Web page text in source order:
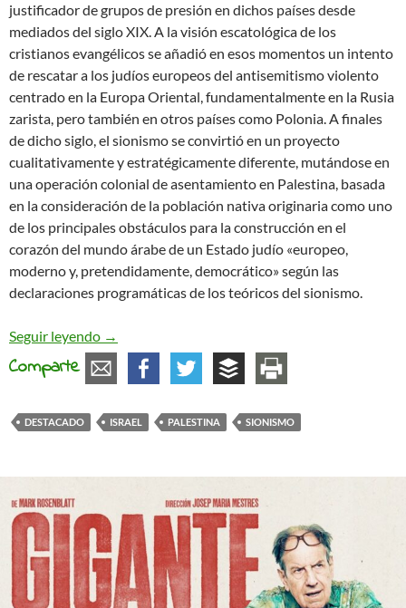
justificador de grupos de presión en dichos países desde
mediados del siglo XIX. A la visión escatológica de los
cristianos evangélicos se añadió en esos momentos un intento
de rescatar a los judíos europeos del antisemitismo violento
centrado en la Europa Oriental, fundamentalmente en la Rusia
zarista, pero también en otros países como Polonia. A finales
de dicho siglo, el sionismo se convirtió en un proyecto
cualitativamente y estratégicamente diferente, mutándose en
una operación colonial de asentamiento en Palestina, basada
en la consideración de la población nativa originaria como uno
de los principales obstáculos para la construcción en el
corazón del mundo árabe de un Estado judío «europeo,
moderno y, pretendidamente, democrático» según las
declaraciones programáticas de los teóricos del sionismo.
Seguir leyendo El lobby sionista. Una historia a ambos lados
→
Comparte
DESTACADO ISRAEL PALESTINA SIONISMO